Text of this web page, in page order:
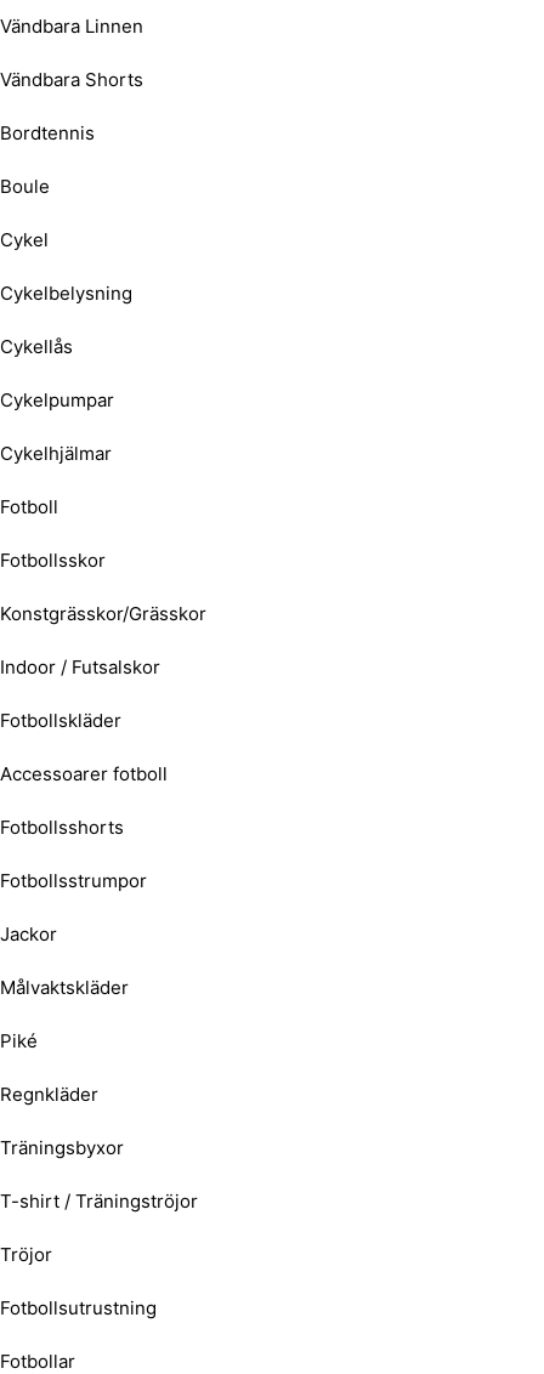
Vändbara Linnen
Vändbara Shorts
Bordtennis
Boule
Cykel
Cykelbelysning
Cykellås
Cykelpumpar
Cykelhjälmar
Fotboll
Fotbollsskor
Konstgrässkor/Grässkor
Indoor / Futsalskor
Fotbollskläder
Accessoarer fotboll
Fotbollsshorts
Fotbollsstrumpor
Jackor
Målvaktskläder
Piké
Regnkläder
Träningsbyxor
T-shirt / Träningströjor
Tröjor
Fotbollsutrustning
Fotbollar